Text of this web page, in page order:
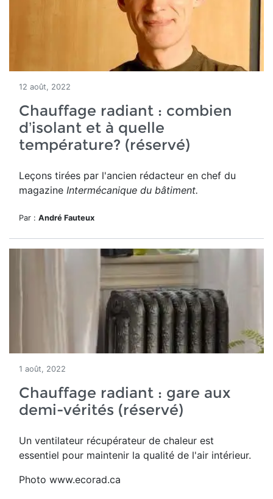
12 août, 2022
Chauffage radiant : combien
d’isolant et à quelle
température? (réservé)
Leçons tirées par l'ancien rédacteur en chef du
magazine Intermécanique du bâtiment.
Par : André Fauteux
1 août, 2022
Chauffage radiant : gare aux
demi-vérités (réservé)
Un ventilateur récupérateur de chaleur est
essentiel pour maintenir la qualité de l'air intérieur.
Photo www.ecorad.ca